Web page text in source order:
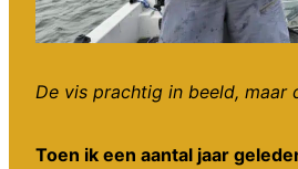
De vis prachtig in beeld, maar
Toen ik een aantal jaar